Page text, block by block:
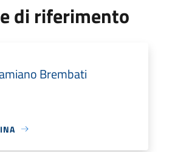
di riferimento
Brembati